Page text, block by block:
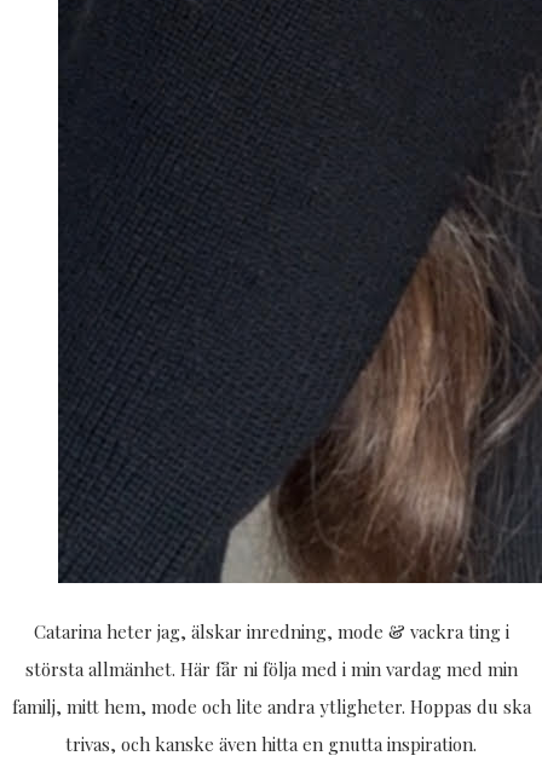
Catarina heter jag, älskar inredning, mode & vackra ting i
största allmänhet. Här får ni följa med i min vardag med min
familj, mitt hem, mode och lite andra ytligheter. Hoppas du ska
trivas, och kanske även hitta en gnutta inspiration.